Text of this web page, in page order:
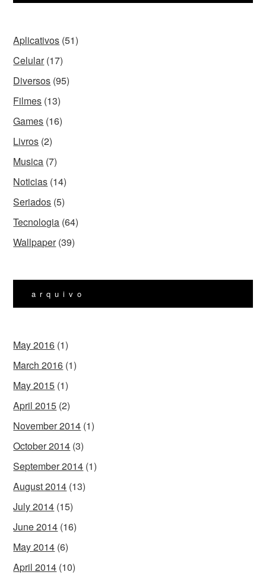
Aplicativos (51)
Celular(17)
Diversos (95)
Filmes (13)
Games (16)
Livros (2)
Musica (7)
Noticias (14)
Seriados (5)
Tecnologia (64)
Wallpaper(39)
arquivo
May 2016 (1)
March 2016 (1)
May 2015 (1)
April 2015 (2)
November 2014 (1)
October 2014 (3)
September 2014 (1)
August 2014 (13)
July 2014 (15)
June 2014 (16)
May 2014 (6)
April 2014 (10)